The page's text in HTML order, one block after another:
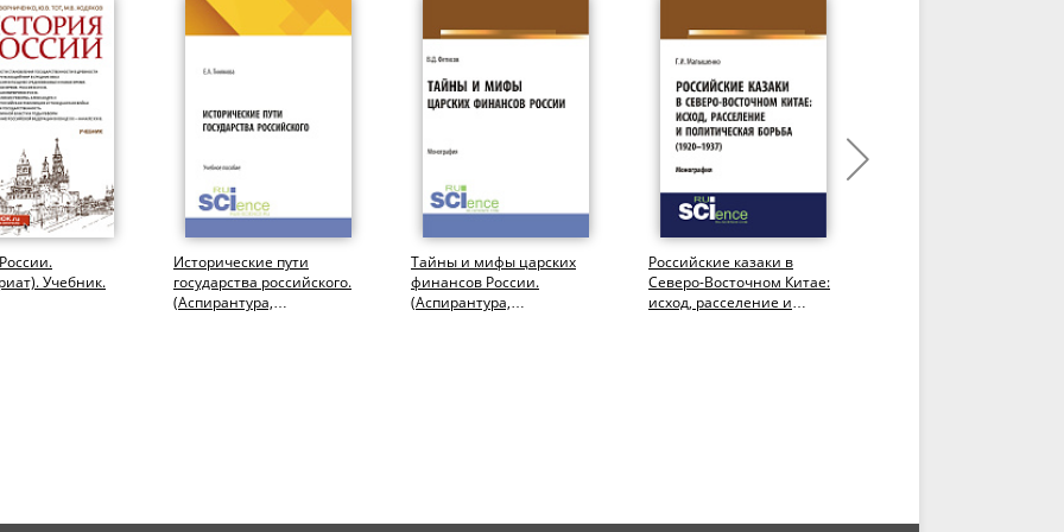
Учебник.
Исторические пути
государства российского.
(Аспирантура,
Тайны и мифы царских
финансов России.
(Аспирантура,
Российские казаки в
Северо-Восточном Китае:
исход, расселение и